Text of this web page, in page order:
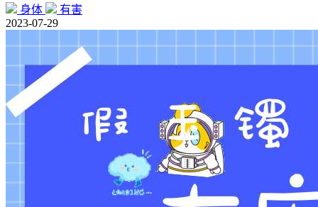
身体
有害
2023-07-29